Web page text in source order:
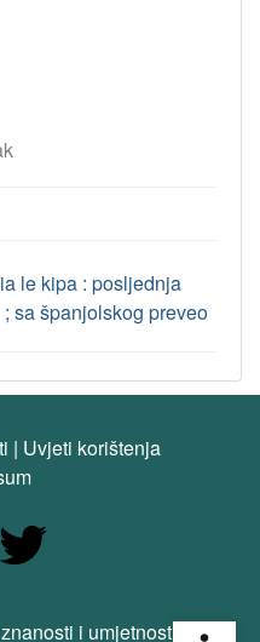
le kipa : posljednja
sa španjolskog preveo
| Uvjeti korištenja
i umjetnosti. Sva